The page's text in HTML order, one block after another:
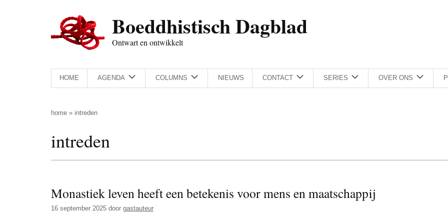
Boeddhistisch Dagblad
Ontwart en ontwikkelt
HOME AGENDA COLUMNS NIEUWS CONTACT SERIES OVER ONS
home » intreden
intreden
Monastiek leven heeft een betekenis voor mens en maatschappij
16 september 2025 door gastauteur